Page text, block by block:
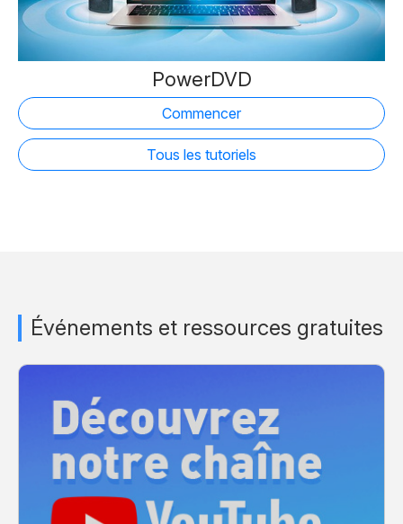
PowerDVD
Commencer
Tous les tutoriels
Événements et ressources gratuites